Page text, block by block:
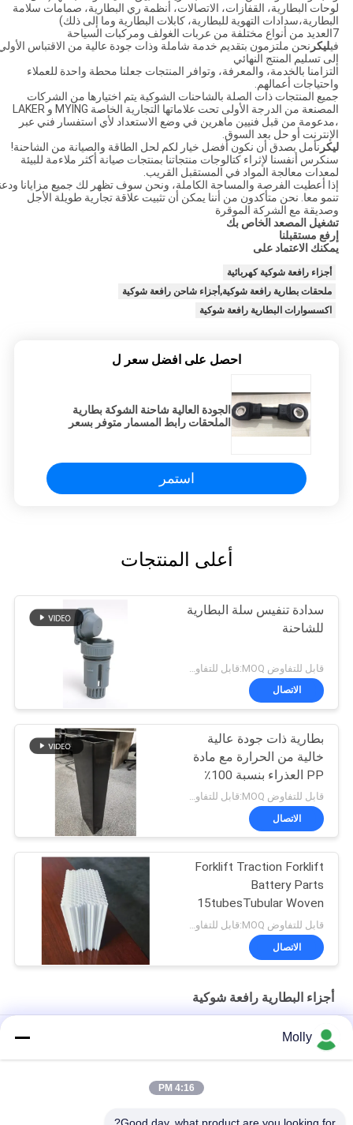
لوحات البطارية، القفازات، الاتصالات، أنظمة ري البطارية، صمامات سلامة
البطارية،سدادات التهوية للبطارية، كابلات البطارية وما إلى ذلك)
7العديد من أنواع مختلفة من عربات الغولف ومركبات السياحة
فيليكر نحن ملتزمون بتقديم خدمة شاملة وذات جودة عالية من الاقتباس
إلى تسليم المنتج النهائي
التزامنا بالخدمة، والمعرفة، وتوافر المنتجات جعلنا محطة واحدة للعملاء
واحتياجات أعمالهم.
جميع المنتجات ذات الصلة بالشاحنات الشوكية يتم اختيارها من الشركات
المصنعة من الدرجة الأولى تحت علاماتها التجارية الخاصة MYING و LAKER
،مدعومة من قبل فنيين ماهرين في وضع الاستعداد لأي استفسار فني عبر
الإنترنت أو حل بعد السوق.
ليكر نأمل بصدق أن نكون أفضل خيار لكم لحل الطاقة والصيانة من الشاحنة!
سنكرس أنفسنا لإثراء كتالوجات منتجاتنا بمنتجات صيانة أكثر ملاءمة للبيئة
لمعدات معالجة المواد في المستقبل القريب.
إذا أعطيت الفرصة والمساحة الكاملة، ونحن سوف تظهر لك جميع مزايانا
تنمو معا. نحن متأكدون من أننا يمكن أن تثبيت علاقة تجارية طويلة الأجل
وصديقة مع الشركة الموقرة
تشغيل المصعد الخاص بك
إرفع مستقبلنا
يمكنك الاعتماد على
أجزاء رافعة شوكية كهربائية
ملحقات بطارية رافعة شوكية,أجزاء شاحن رافعة شوكية
اكسسوارات البطارية رافعة شوكية
احصل على افضل سعر ل
الجودة العالية شاحنة الشوكة بطارية
الملحقات رابط المسمار متوفر بسعر
استمر
أعلى المنتجات
سدادة تنفيس سلة البطارية
للشاحنة
الاتصال
بطارية ذات جودة عالية
خالية من الحرارة مع مادة
PP العذراء بنسبة 100٪
وحجم قابل للتخصيص -
صندوق BCI
قابل للتفاوض MOQ:قابل للتفاوض
الاتصال
Forklift Traction Forklift
Battery Parts
15tubesTubular Woven
Battery Gauntlet
قابل للتفاوض MOQ:قابل للتفاوض
الاتصال
أجزاء البطارية رافعة شوكية
حصص بطارية الكهرباء الكهربائية الكهربائية
M10 المهنية الجر بطارية بولت برغي اللون الأسود مع رئيس البلاستيك
الحجم M أجزاء البطارية رافعة شوكية ، البطارية تنفيس التوصيل تعويم
Molly
4:16 PM